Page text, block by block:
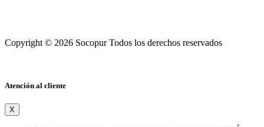
Copyright © 2026 Socopur Todos los derechos reservados
Atención al cliente
X